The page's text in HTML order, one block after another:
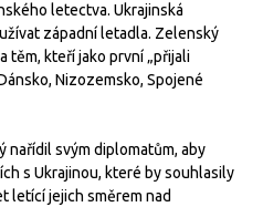
letectva. Ukrajinská
západní letadla. Zelenský
těm, kteří jako první „přijali
Nizozemsko, Spojené
nařídil svým diplomatům, aby
s Ukrajinou, které by souhlasily
letící jejich směrem nad